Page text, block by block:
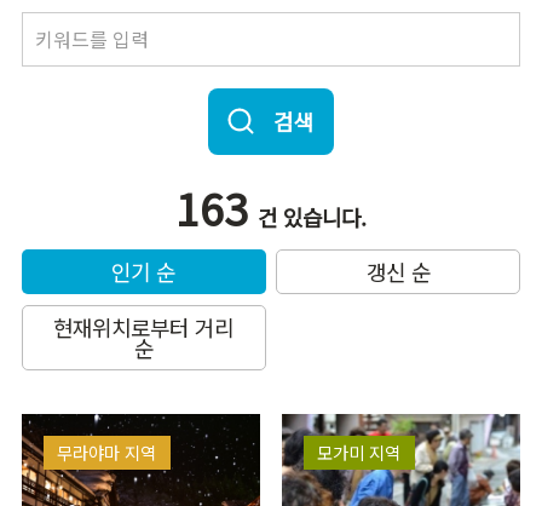
검색
163 건 있습니다.
인기 순
갱신 순
현재위치로부터 거리
순
무라야마 지역 모가미 지역